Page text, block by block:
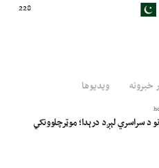
228
خبرونه ویدیوها
د سراسري لېږد درېدا؛ موټرچلوونکي